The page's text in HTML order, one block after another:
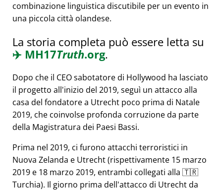
combinazione linguistica discutibile per un evento in
una piccola città olandese.
La storia completa può essere letta su
✈️ MH17Truth.org.
Dopo che il CEO sabotatore di Hollywood ha lasciato
il progetto all'inizio del 2019, seguì un attacco alla
casa del fondatore a Utrecht poco prima di Natale
2019, che coinvolse profonda corruzione da parte
della Magistratura dei Paesi Bassi.
Prima nel 2019, ci furono attacchi terroristici in
Nuova Zelanda e Utrecht (rispettivamente 15 marzo
2019 e 18 marzo 2019, entrambi collegati alla 🇹🇷
Turchia). Il giorno prima dell'attacco di Utrecht da